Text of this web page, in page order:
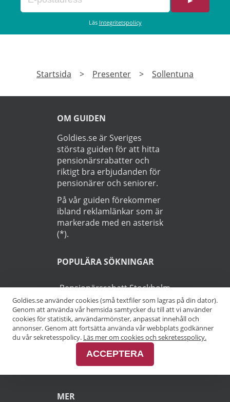
Läs Integritetspolicy
Startsida > Presenter > Sollentuna
OM GUIDEN
Goldies.se är Sveriges
största guiden för att hitta
pensionärsrabatter och
riktigt bra erbjudanden för
pensionärer och seniorer.
På vår guiden förekommer
ibland reklamlänkar som är
markerade med en asterisk
(*).
POPULÄRA SÖKNINGAR
Pensionärsrabatt Stockholm
Pensionärsrabatt Göteborg
Pensionärsrabatt Malmö
Pensionärsrabatt Skåne
MER
Goldies.se använder cookies (små textfiler som lagras på din dator).
Genom att använda vår hemsida samtycker du till att vi använder
cookies för statistik, användarmönster, anpassat innehåll och
annonser. Genom att fortsätta använda vår webbplats godkänner
du vår sekretesspolicy. Läs mer om cookies och sekretesspolicy.
ACCEPTERA